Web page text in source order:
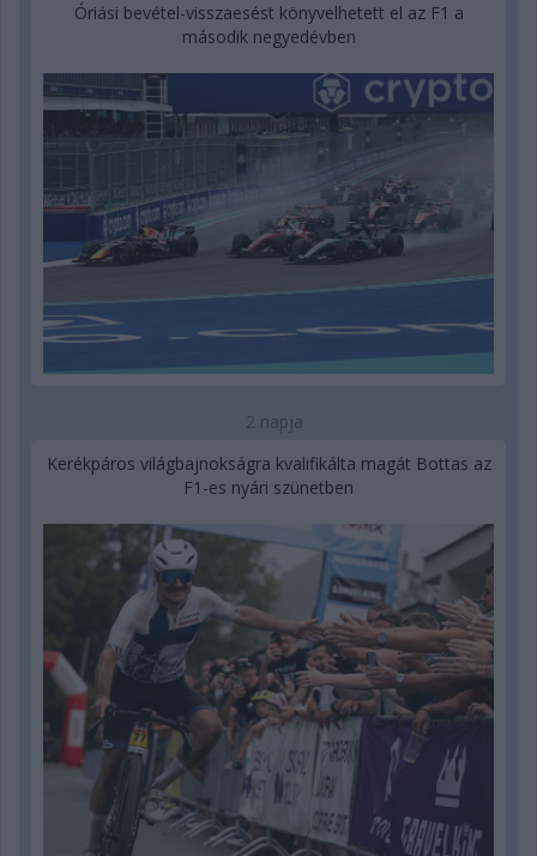
Óriási bevétel-visszaesést könyvelhetett el az F1 a
második negyedévben
2 napja
Kerékpáros világbajnokságra kvalifikálta magát Bottas az
F1-es nyári szünetben